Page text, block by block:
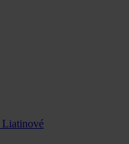
Liatinové